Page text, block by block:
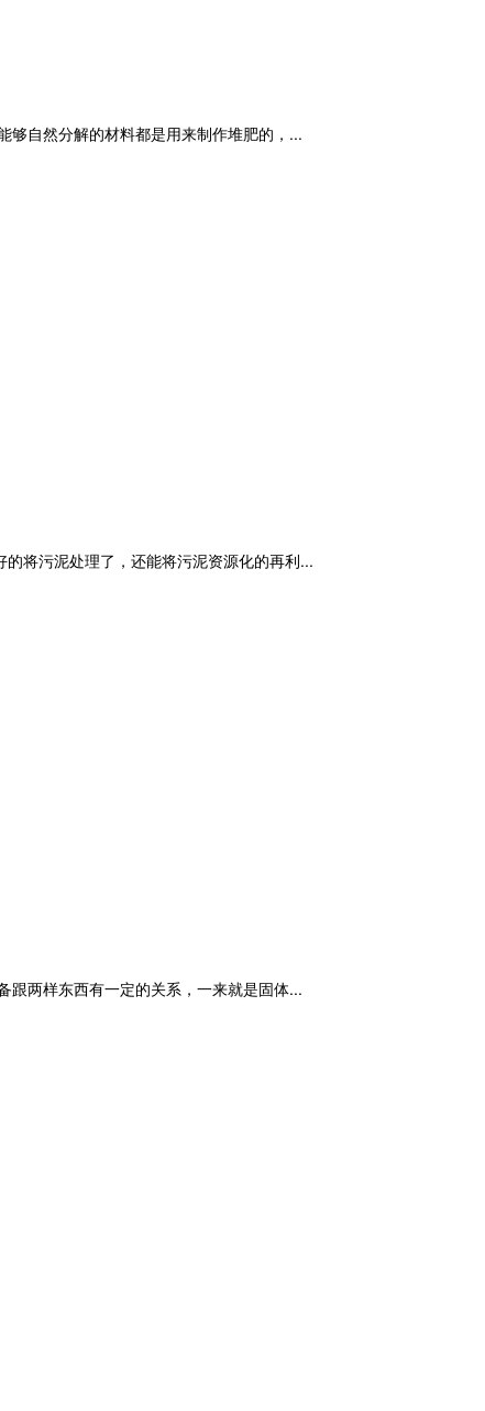
够自然分解的材料都是用来制作堆肥的，...
将污泥处理了，还能将污泥资源化的再利...
跟两样东西有一定的关系，一来就是固体...